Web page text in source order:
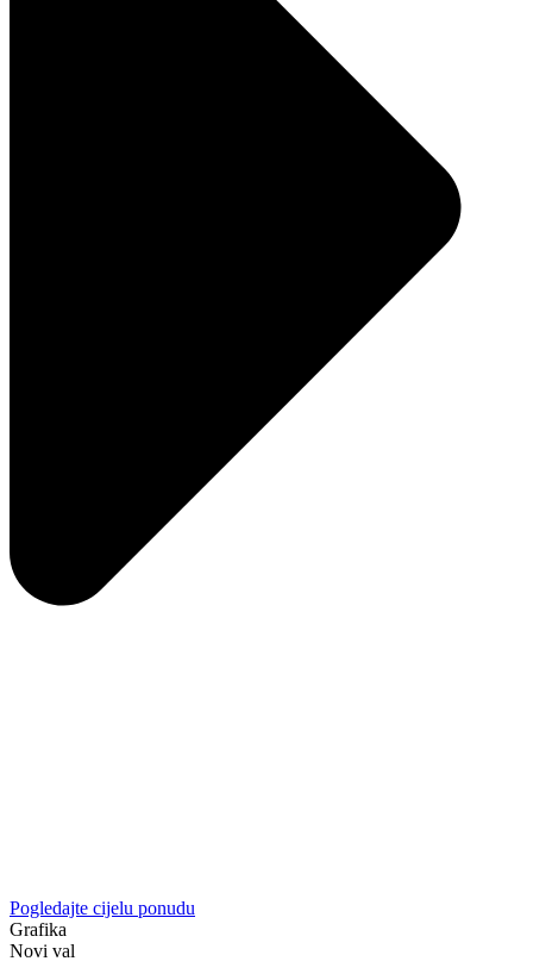
Pogledajte cijelu ponudu
Grafika
Novi val